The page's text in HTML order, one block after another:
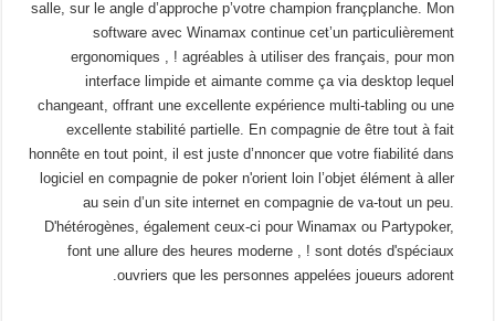
salle, sur le angle d’approche p’votre champion françplanche. Mon
software avec Winamax continue cet’un particulièrement
ergonomiques , ! agréables à utiliser des français, pour mon
interface limpide et aimante comme ça via desktop lequel
changeant, offrant une excellente expérience multi-tabling ou une
excellente stabilité partielle. En compagnie de être tout à fait
honnête en tout point, il est juste d’nnoncer que votre fiabilité dans
logiciel en compagnie de poker n'orient loin l’objet élément à aller
au sein d’un site internet en compagnie de va-tout un peu.
D'hétérogènes, également ceux-ci pour Winamax ou Partypoker,
font une allure des heures moderne , ! sont dotés d'spéciaux
ouvriers que les personnes appelées joueurs adorent.